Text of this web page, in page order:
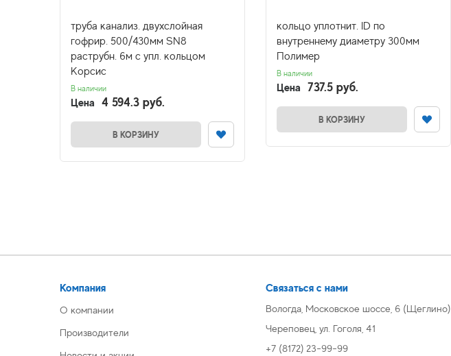
труба канализ. двухслойная
гофрир. 500/430мм SN8
раструбн. 6м с упл. кольцом
Корсис
В наличии
Цена 4 594.3 руб.
В КОРЗИНУ
кольцо уплотнит. ID по
внутреннему диаметру 300мм
Полимер
В наличии
Цена 737.5 руб.
В КОРЗИНУ
Компания
О компании
Производители
Связаться с нами
Вологда, Московское шоссе, 6 (Щеглино)
Череповец, ул. Гоголя, 41
+7 (8172) 23-99-99